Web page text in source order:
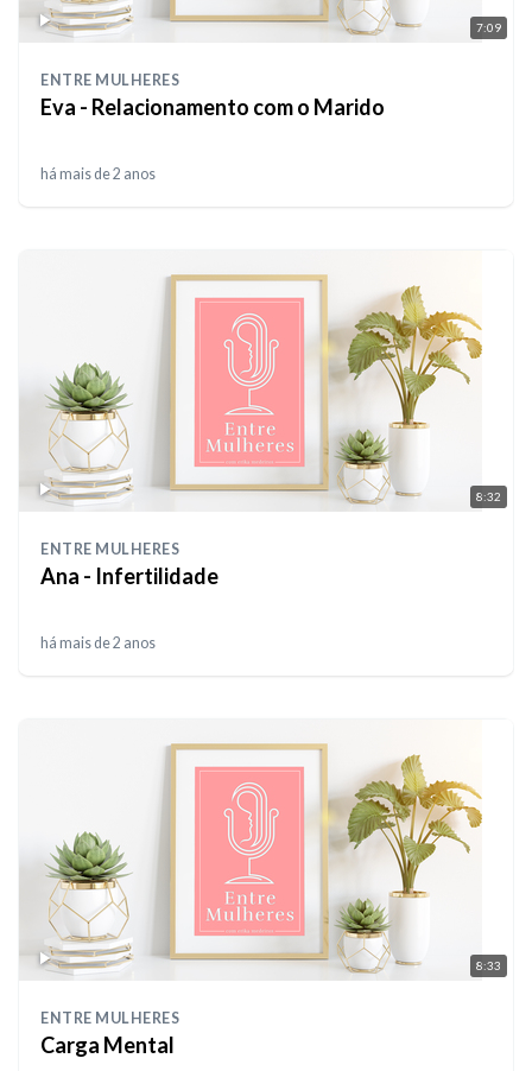
7:09
ENTRE MULHERES
Eva - Relacionamento com o Marido
há mais de 2 anos
8:32
ENTRE MULHERES
Ana - Infertilidade
há mais de 2 anos
8:33
ENTRE MULHERES
Carga Mental